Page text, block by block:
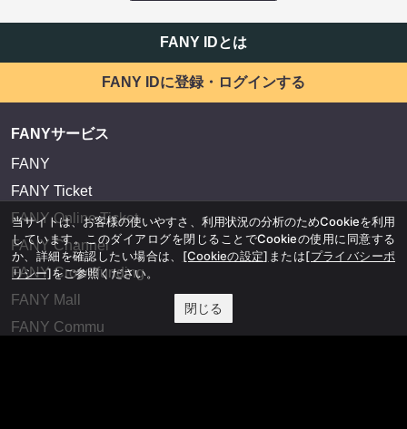
FANY IDとは
FANY IDに登録・ログインする
FANYサービス
FANY
FANY Ticket
FANY Online Ticket
FANY Channel
FANY Crowdfunding
FANY Mall
FANY Commu
当サイトは、お客様の使いやすさ、利用状況の分析のためCookieを利用
しています。このダイアログを閉じることでCookieの使用に同意する
か、詳細を確認したい場合は、 [Cookieの設定] または[プライバシーポ
リシー]をご参照ください。
閉じる